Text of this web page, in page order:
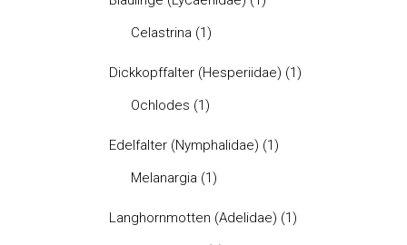
Celastrina (1)
Dickkopffalter (Hesperiidae) (1)
Ochlodes (1)
Edelfalter (Nymphalidae) (1)
Melanargia (1)
Langhornmotten (Adelidae) (1)